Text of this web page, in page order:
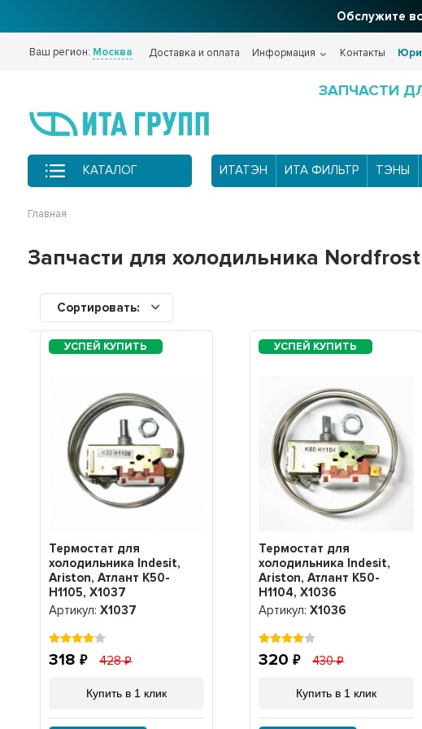
Обслужите
Ваш регион: Москва Доставка и оплата Информация Контакты
ЗАПЧАСТИ
КАТАЛОГ ИТАТЭН ИТА ФИЛЬТР ТЭНЫ
Главная
Запчасти для холодильника Nordfrost
Сортировать:
Термостат для
холодильника Indesit,
Ariston, Атлант K50-
H1105, Х1037
Артикул:Х1037
318 428
Купить в 1 клик
Термостат для
холодильника Indesit,
Ariston, Атлант K50-
H1104, Х1036
Артикул:Х1036
320 430
Купить в 1 клик